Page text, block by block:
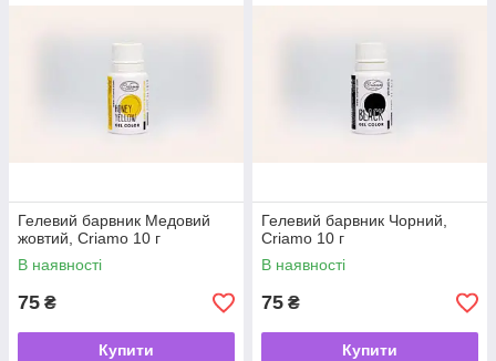
Гелевий барвник Медовий
жовтий, Criamo 10 г
В наявності
75 ₴
Купити
Гелевий барвник Чорний,
Criamo 10 г
В наявності
75 ₴
Купити